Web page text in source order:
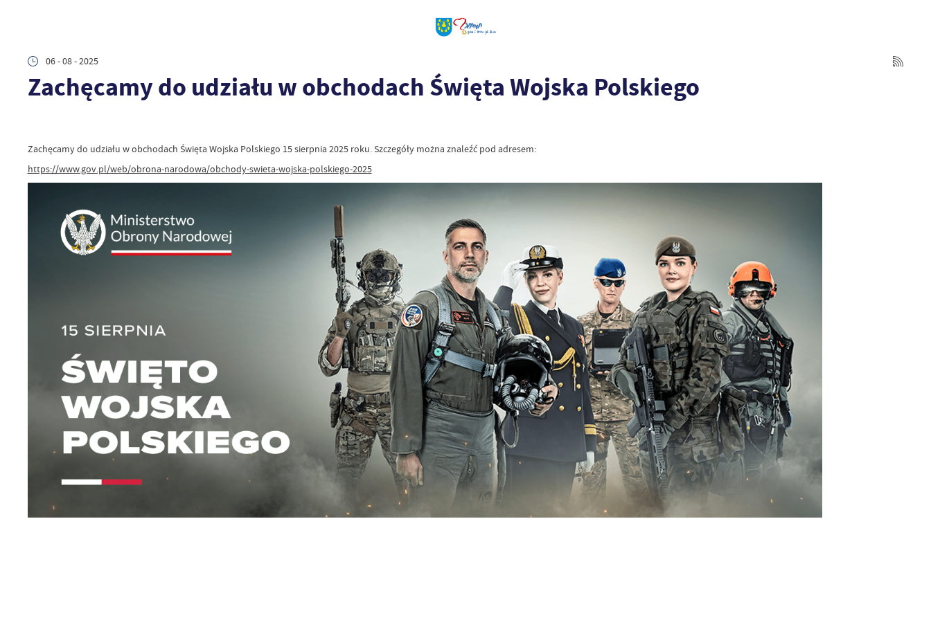
06 - 08 - 2025
Zachęcamy do udziału w obchodach Święta Wojska Polskiego
Zachęcamy do udziału w obchodach Święta Wojska Polskiego 15 sierpnia 2025 roku. Szczegóły można znaleźć pod adresem:
https://www.gov.pl/web/obrona-narodowa/obchody-swieta-wojska-polskiego-2025